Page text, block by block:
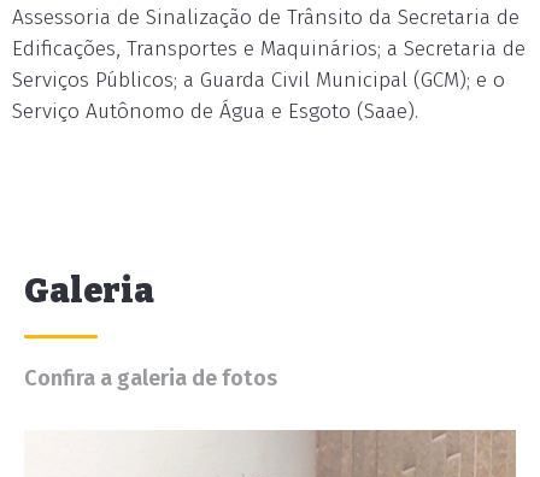
Assessoria de Sinalização de Trânsito da Secretaria de
Edificações, Transportes e Maquinários; a Secretaria de
Serviços Públicos; a Guarda Civil Municipal (GCM); e o
Serviço Autônomo de Água e Esgoto (Saae).
Galeria
Confira a galeria de fotos